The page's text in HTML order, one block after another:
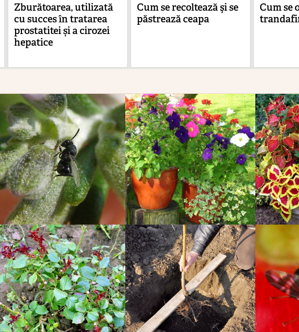
Zburătoarea, utilizată
cu succes în tratarea
prostatitei și a cirozei
hepatice
Cum se recoltează şi se
păstrează ceapa
Cum se